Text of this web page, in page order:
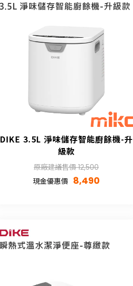
DIKE 3.5L 淨味儲存智能廚餘機-升
級款
原廠建議售價 12,500
現金優惠價 8,490